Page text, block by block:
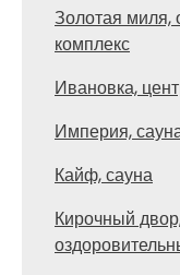
Золотая миля,
комплекс
Ивановка,
Империя,
Кайф, сауна
Кирочный